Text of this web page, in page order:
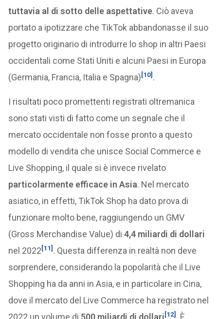
tuttavia al di sotto delle aspettative. Ciò aveva
portato a ipotizzare che TikTok abbandonasse il suo
progetto originario di introdurre lo shop in altri Paesi
occidentali come Stati Uniti e alcuni Paesi in Europa
(Germania, Francia, Italia e Spagna)[10] .
I risultati poco promettenti registrati oltremanica
sono stati visti di fatto come un segnale che il
mercato occidentale non fosse pronto a questo
modello di vendita che unisce Social Commerce e
Live Shopping, il quale si è invece rivelato
particolarmente efficace in Asia. Nel mercato
asiatico, in effetti, TikTok Shop ha dato prova di
funzionare molto bene, raggiungendo un GMV
(Gross Merchandise Value) di4,4 miliardi di dollari
nel 2022[11] . Questa differenza in realtà non deve
sorprendere, considerando la popolarità che il Live
Shopping ha da anni in Asia, e in particolare in Cina,
dove il mercato del Live Commerce ha registrato nel
2022 un volume di 500 miliardi di dollari[12] . È